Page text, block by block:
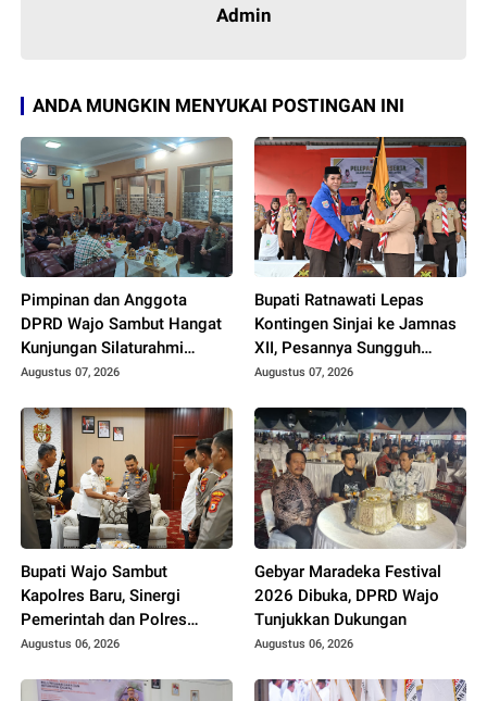
Admin
ANDA MUNGKIN MENYUKAI POSTINGAN INI
Pimpinan dan Anggota
DPRD Wajo Sambut Hangat
Kunjungan Silaturahmi
Kapolres yang Baru
Augustus 07, 2026
Bupati Ratnawati Lepas
Kontingen Sinjai ke Jamnas
XII, Pesannya Sungguh
Menggugah Hati
Augustus 07, 2026
Bupati Wajo Sambut
Kapolres Baru, Sinergi
Pemerintah dan Polres
Diperkuat
Augustus 06, 2026
Gebyar Maradeka Festival
2026 Dibuka, DPRD Wajo
Tunjukkan Dukungan
Augustus 06, 2026